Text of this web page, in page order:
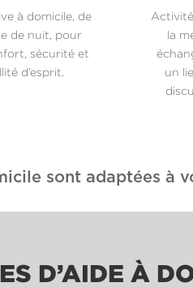
à domicile, de
de nuit, pour
sécurité et
d’esprit.
la
un
sont adaptées à
D’AIDE À